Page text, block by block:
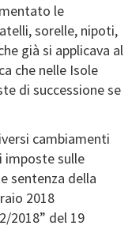
le
sorelle, nipoti,
già si applicava al
che nelle Isole
di successione se
cambiamenti
imposte sulle
sentenza della
2018
2018” del 19